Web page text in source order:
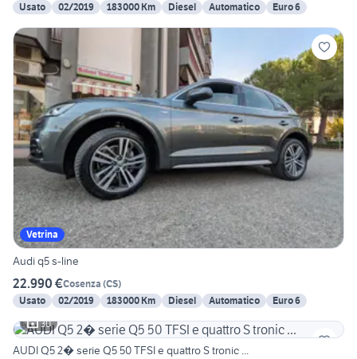
Usato
02/2019 183000 Km Diesel Automatico Euro 6
Vetrina
Audi q5 s-line
22.990 €Cosenza (CS)
Usato
02/2019 183000 Km Diesel Automatico
Euro 6
30
AUDI Q5 2� serie Q5 50 TFSI e quattro S tronic ...